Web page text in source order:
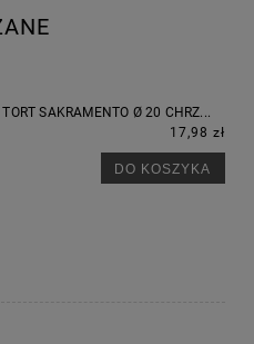
SAKRAMENTO Ø 20 CHRZ...
17,98 zł
DO KOSZYKA